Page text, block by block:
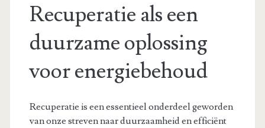
Recuperatie als een
duurzame oplossing
voor energiebehoud
Recuperatie is een essentieel onderdeel geworden
van onze streven naar duurzaamheid en efficiënt